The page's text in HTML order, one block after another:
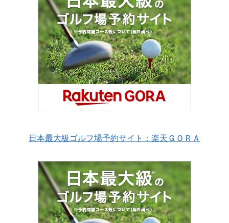
日本最大級ゴルフ場予約サイト：楽天ＧＯＲＡ